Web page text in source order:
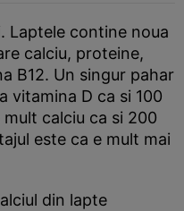
Laptele contine noua
calciu, proteine,
B12. Un singur pahar
vitamina D ca si 100
calciu ca si 200
este ca e mult mai
din lapte